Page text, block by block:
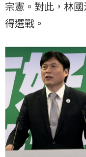
宗憲。對此，林
得選戰。